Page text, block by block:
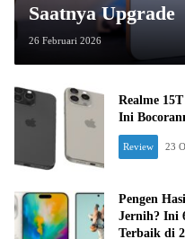
Saatnya Upgrade
26 Februari 2026
Realme
Ini
Review 23
Pengen
Jernih? Ini
Terbaik di